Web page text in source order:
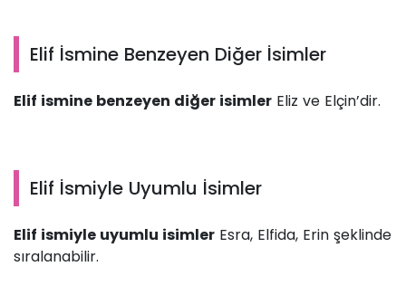
Elif İsmine Benzeyen Diğer İsimler
Elif ismine benzeyen diğer isimler Eliz ve Elçin’dir.
Elif İsmiyle Uyumlu İsimler
Elif ismiyle uyumlu isimler Esra, Elfida, Erin şeklinde
sıralanabilir.